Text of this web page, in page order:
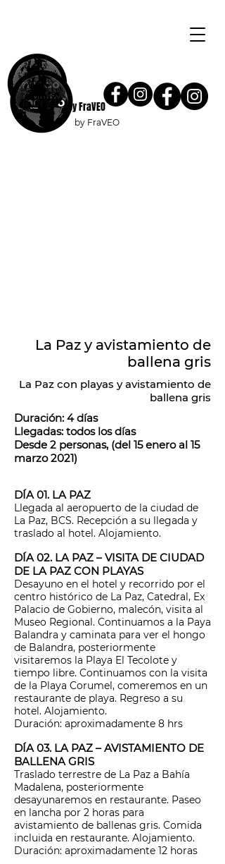
by FraVEO
by FraVEO
La Paz y avistamiento de
ballena gris
La Paz con playas y avistamiento de
ballena gris
Duración: 4 días
Llegadas: todos los días
Desde 2 personas, (del 15 enero al 15
marzo 2021)
DÍA 01. LA PAZ
Llegada al aeropuerto de la ciudad de
La Paz, BCS. Recepción a su llegada y
traslado al hotel. Alojamiento.
DÍA 02. LA PAZ – VISITA DE CIUDAD
DE LA PAZ CON PLAYAS
Desayuno en el hotel y recorrido por el
centro histórico de La Paz, Catedral, Ex
Palacio de Gobierno, malecón, visita al
Museo Regional. Continuamos a la Paya
Balandra y caminata para ver el hongo
de Balandra, posteriormente
visitaremos la Playa El Tecolote y
tiempo libre. Continuamos con la visita
de la Playa Corumel, comeremos en un
restaurante de playa. Regreso a su
hotel. Alojamiento.
Duración: aproximadamente 8 hrs
DÍA 03. LA PAZ – AVISTAMIENTO DE
BALLENA GRIS
Traslado terrestre de La Paz a Bahía
Madalena, posteriormente
desayunaremos en restaurante. Paseo
en lancha por 2 horas para
avistamiento de ballenas gris. Comida
incluida en restaurante. Alojamiento.
Duración: aproximadamente 12 horas